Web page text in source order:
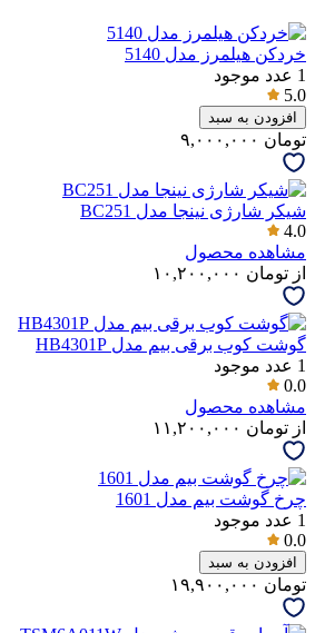
خردکن هیلمرز مدل 5140
1 عدد موجود
5.0
افزودن به سبد
تومان
شیکر شارژی نینجا مدل BC251
4.0
مشاهده محصول
از تومان
گوشت کوب برقی بیم مدل HB4301P
1 عدد موجود
0.0
مشاهده محصول
از تومان
چرخ گوشت بیم مدل 1601
1 عدد موجود
0.0
افزودن به سبد
تومان